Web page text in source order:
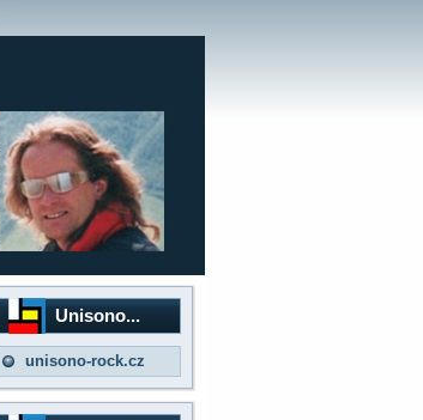
Unisono...
unisono-rock.cz